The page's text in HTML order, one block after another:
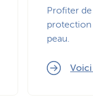
Profiter de
protection
peau.